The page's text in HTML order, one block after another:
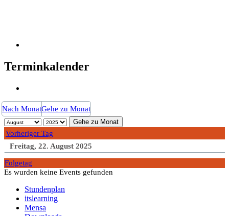
Terminkalender
Nach MonatGehe zu Monat
Gehe zu Monat
Vorheriger Tag
Freitag, 22. August 2025
Folgetag
Es wurden keine Events gefunden
Stundenplan
itslearning
Mensa